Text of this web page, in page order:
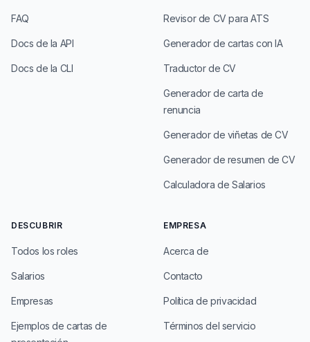
FAQ
Docs de la API
Docs de la CLI
Revisor de CV para ATS
Generador de cartas con IA
Traductor de CV
Generador de carta de
renuncia
Generador de viñetas de CV
Generador de resumen de CV
Calculadora de Salarios
DESCUBRIR
Todos los roles
Salarios
Empresas
Ejemplos de cartas de
EMPRESA
Acerca de
Contacto
Política de privacidad
Términos del servicio